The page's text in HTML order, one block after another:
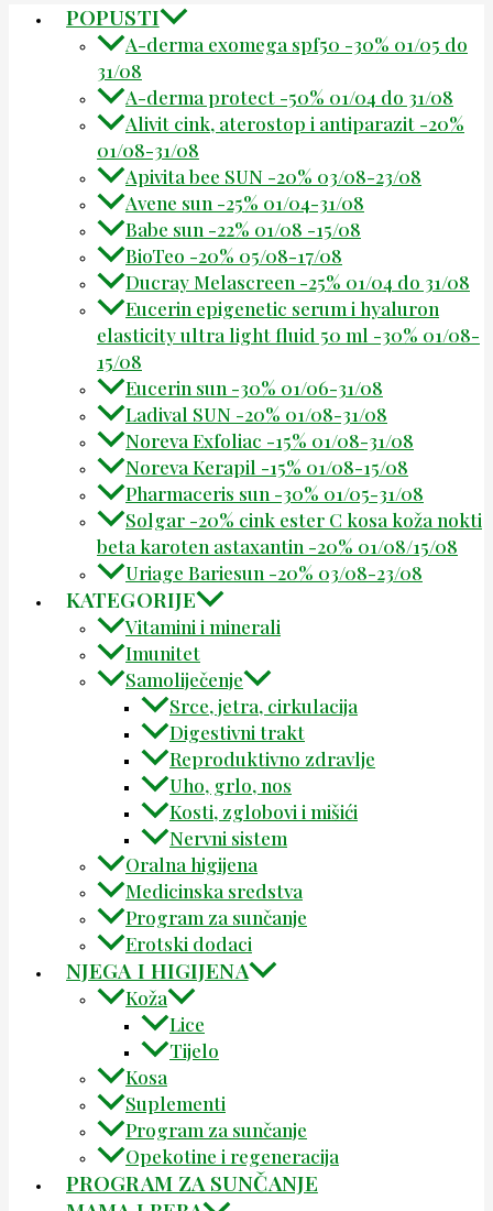
POPUSTI
A-derma exomega spf50 -30% 01/05 do
31/08
A-derma protect -50% 01/04 do 31/08
Alivit cink, aterostop i antiparazit -20%
01/08-31/08
Apivita bee SUN -20% 03/08-23/08
Avene sun -25% 01/04-31/08
Babe sun -22% 01/08 -15/08
BioTeo -20% 05/08-17/08
Ducray Melascreen -25% 01/04 do 31/08
Eucerin epigenetic serum i hyaluron
elasticity ultra light fluid 50 ml -30% 01/08-
15/08
Eucerin sun -30% 01/06-31/08
Ladival SUN -20% 01/08-31/08
Noreva Exfoliac -15% 01/08-31/08
Noreva Kerapil -15% 01/08-15/08
Pharmaceris sun -30% 01/05-31/08
Solgar -20% cink ester C kosa koža nokti
beta karoten astaxantin -20% 01/08/15/08
Uriage Bariesun -20% 03/08-23/08
KATEGORIJE
Vitamini i minerali
Imunitet
Samoliječenje
Srce, jetra, cirkulacija
Digestivni trakt
Reproduktivno zdravlje
Uho, grlo, nos
Kosti, zglobovi i mišići
Nervni sistem
Oralna higijena
Medicinska sredstva
Program za sunčanje
Erotski dodaci
NJEGA I HIGIJENA
Koža
Lice
Tijelo
Kosa
Suplementi
Program za sunčanje
Opekotine i regeneracija
PROGRAM ZA SUNČANJE